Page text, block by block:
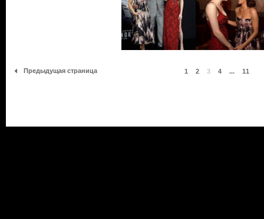
Предыдущая страница 1 2 3 4 ... 11